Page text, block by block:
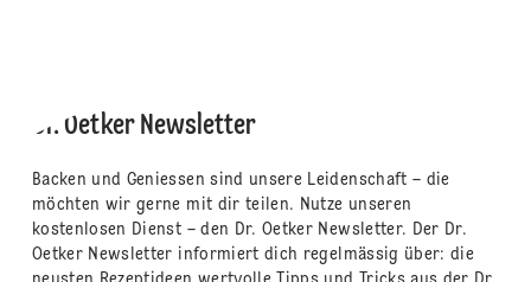
Dr. Oetker Newsletter
Backen und Geniessen sind unsere Leidenschaft – die
möchten wir gerne mit dir teilen. Nutze unseren
kostenlosen Dienst – den Dr. Oetker Newsletter. Der Dr.
Oetker Newsletter informiert dich regelmässig über: die